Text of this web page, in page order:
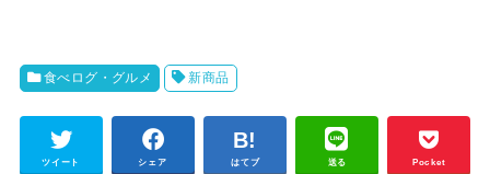
食べログ・グルメ 新商品
ツイート シェア はてブ 送る Pocket